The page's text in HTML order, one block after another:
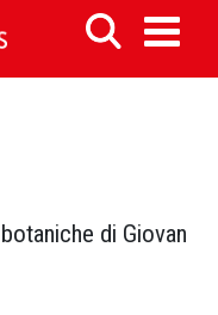
di Giovan